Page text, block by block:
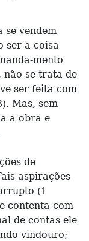
se vendem
ser a coisa
mento
não se trata de
ser feita com
Mas, sem
a obra e
de
aspirações
(1
contenta com
de contas ele
vindouro;